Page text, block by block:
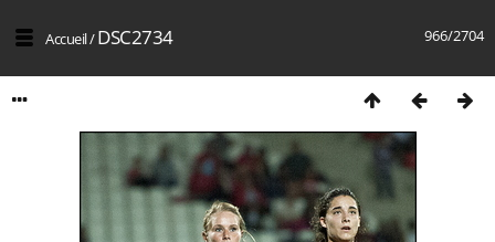
966/2704
Accueil/DSC2734